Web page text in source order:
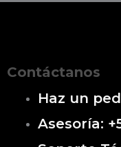
Contáctanos
Haz un
Asesoría: